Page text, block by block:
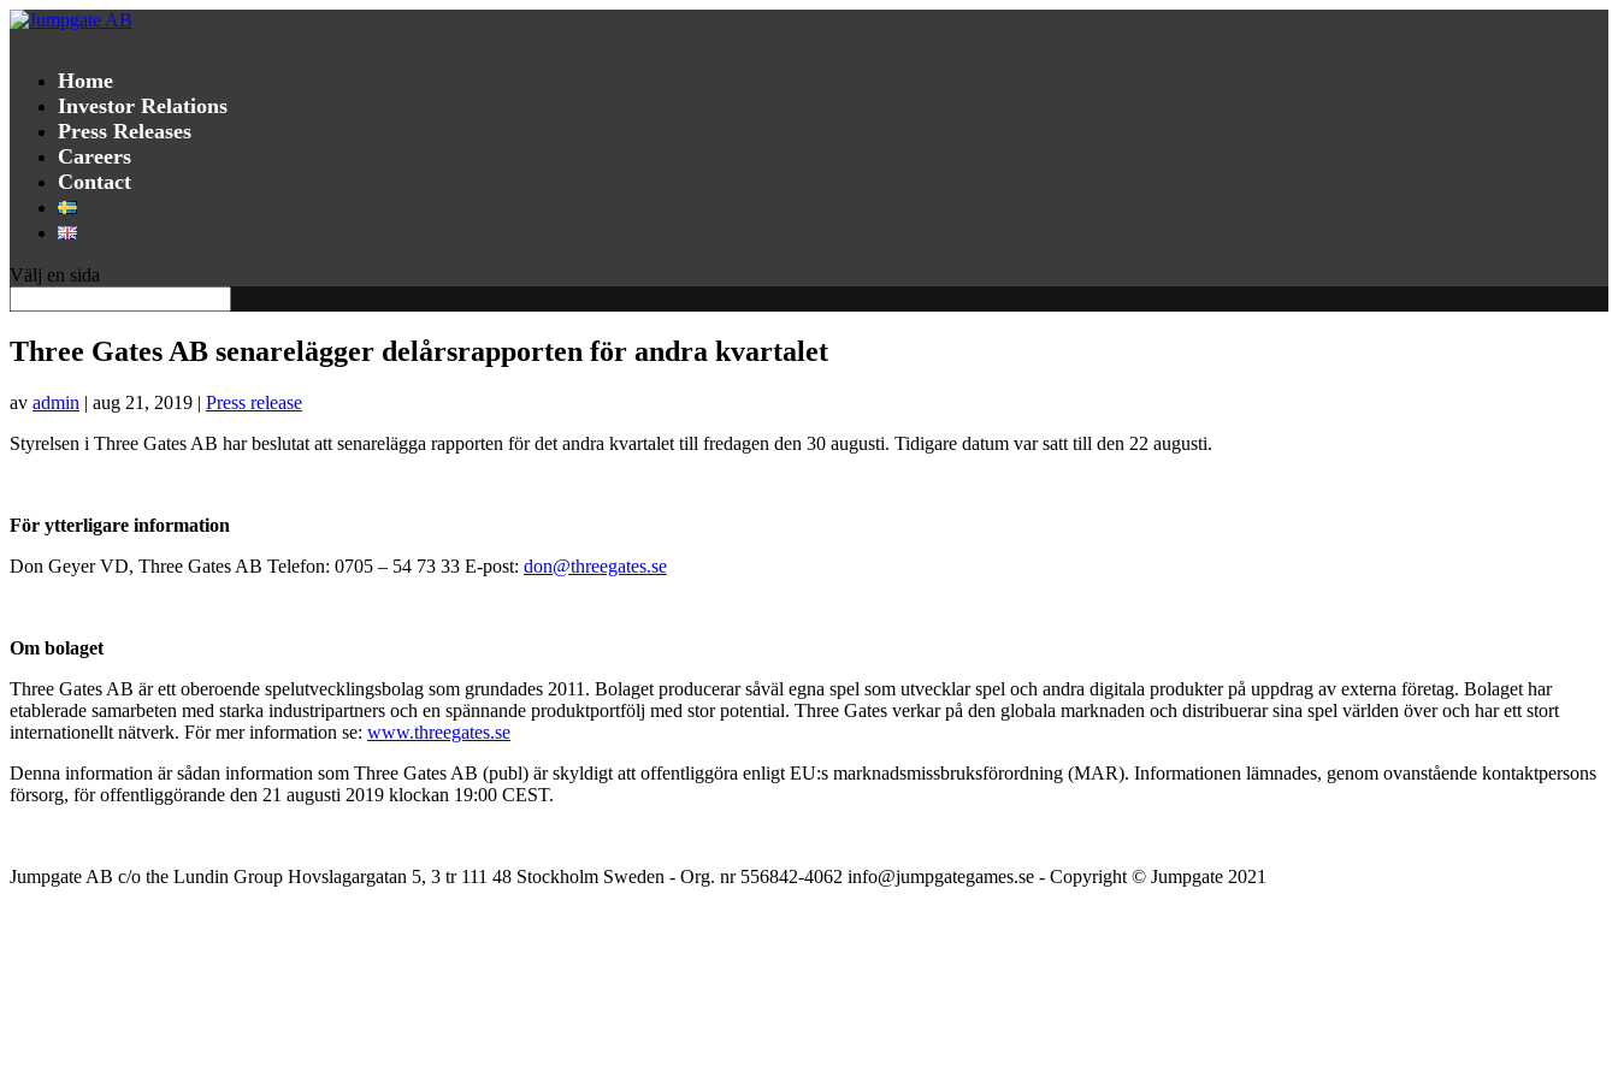
Home
Investor Relations
Press Releases
Careers
Contact
Välj en sida
Three Gates AB senarelägger delårsrapporten för andra kvartalet
av admin | aug 21, 2019 | Press release
Styrelsen i Three Gates AB har beslutat att senarelägga rapporten för det andra kvartalet till fredagen den 30 augusti. Tidigare datum var satt till den 22 augusti.
För ytterligare information
Don Geyer VD, Three Gates AB Telefon: 0705 – 54 73 33 E-post: don@threegates.se
Om bolaget
Three Gates AB är ett oberoende spelutvecklingsbolag som grundades 2011. Bolaget producerar såväl egna spel som utvecklar spel och andra digitala produkter på uppdrag av externa företag. Bolaget har
etablerade samarbeten med starka industripartners och en spännande produktportfölj med stor potential. Three Gates verkar på den globala marknaden och distribuerar sina spel världen över och har ett stort
internationellt nätverk. För mer information se: www.threegates.se
Denna information är sådan information som Three Gates AB (publ) är skyldigt att offentliggöra enligt EU:s marknadsmissbruksförordning (MAR). Informationen lämnades, genom ovanstående kontaktpersons
försorg, för offentliggörande den 21 augusti 2019 klockan 19:00 CEST.
Jumpgate AB c/o the Lundin Group Hovslagargatan 5, 3 tr 111 48 Stockholm Sweden - Org. nr 556842-4062 info@jumpgategames.se - Copyright © Jumpgate 2021